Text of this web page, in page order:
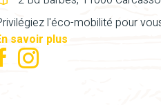
l'éco-mobilité pour
savoir plus